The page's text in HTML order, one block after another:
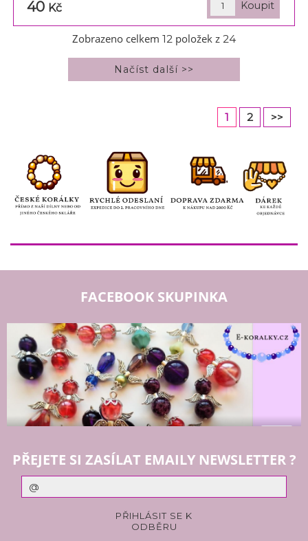
40 Kč
Zobrazeno celkem 12 položek z 24
1 2 >>
FACEBOOK SKUPINKA
PŘEJETE SI ZASÍLAT EMAILY NEWSLETTER ?